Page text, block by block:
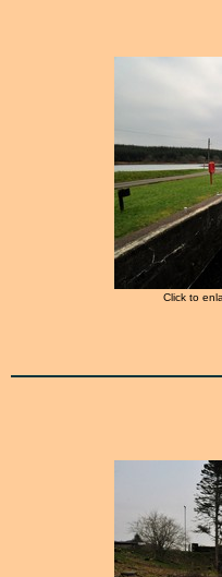
Click to